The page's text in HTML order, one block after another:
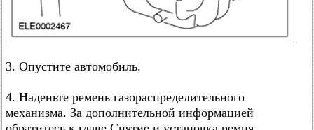
3. Опустите автомобиль.
4. Наденьте ремень газораспределительного
механизма. За дополнительной информацией